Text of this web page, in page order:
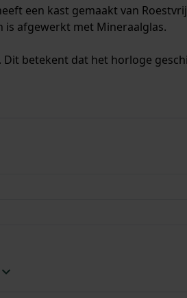
een kast gemaakt van
afgewerkt met Mineraalglas.
Dit betekent dat het horloge